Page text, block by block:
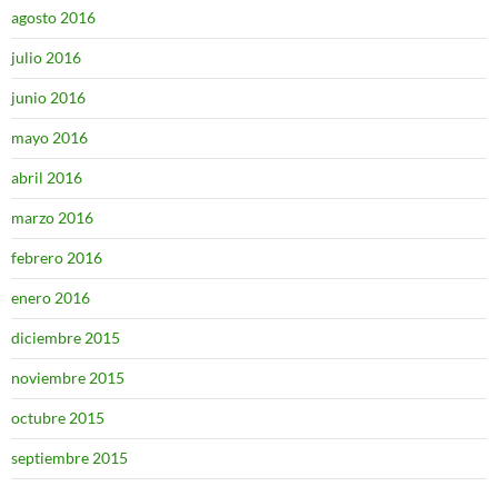
agosto 2016
julio 2016
junio 2016
mayo 2016
abril 2016
marzo 2016
febrero 2016
enero 2016
diciembre 2015
noviembre 2015
octubre 2015
septiembre 2015